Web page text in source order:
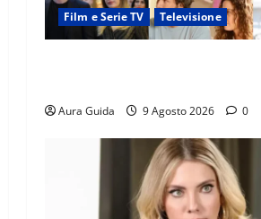
Film e Serie TV Televisione
Aura Guida 9 Agosto 2026 0